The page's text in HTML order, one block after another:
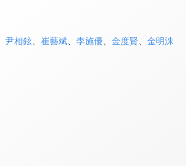
尹相鉉、 崔藝斌、 李施優、 金度賢 金明洙